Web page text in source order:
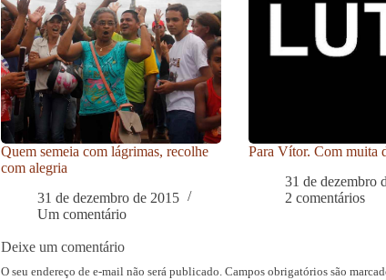
Quem semeia com lágrimas, recolhe
com alegria
31 de dezembro de 2015
Um comentário
Para Vítor. Com muita
31 de dezembro
2 comentários
Deixe um comentário
O seu endereço de e-mail não será publicado. Campos obrigatórios são